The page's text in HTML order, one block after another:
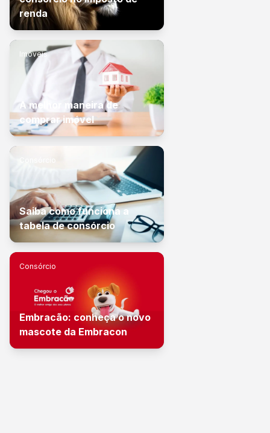
renda
Imóveis
A melhor maneira de
comprar imóvel
Saiba como funciona a
tabela de consórcio
Consórcio
Embracão: conheça o novo
mascote da Embracon